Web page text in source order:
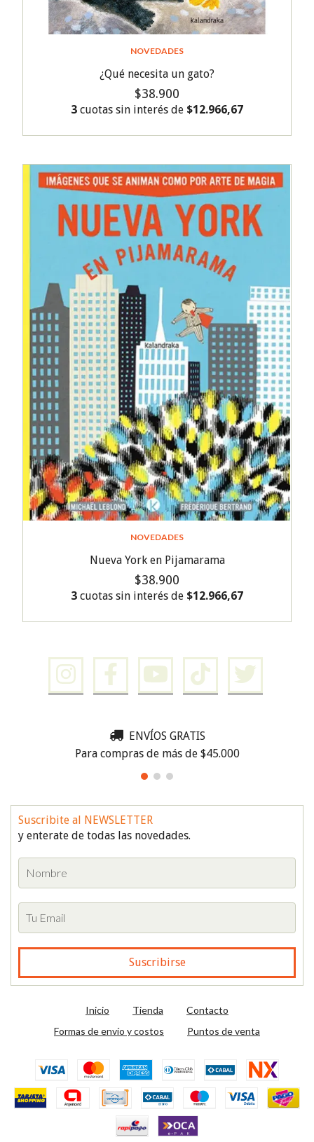
NOVEDADES
¿Qué necesita un gato?
$38.900
3 cuotas sin interés de $12.966,67
NOVEDADES
Nueva York en Pijamarama
$38.900
3 cuotas sin interés de $12.966,67
ENVÍOS GRATIS
Para compras de más de $45.000
Suscribite al NEWSLETTER
y enterate de todas las novedades.
Inicio Tienda
Contacto
Formas de envío y costos
Puntos de venta